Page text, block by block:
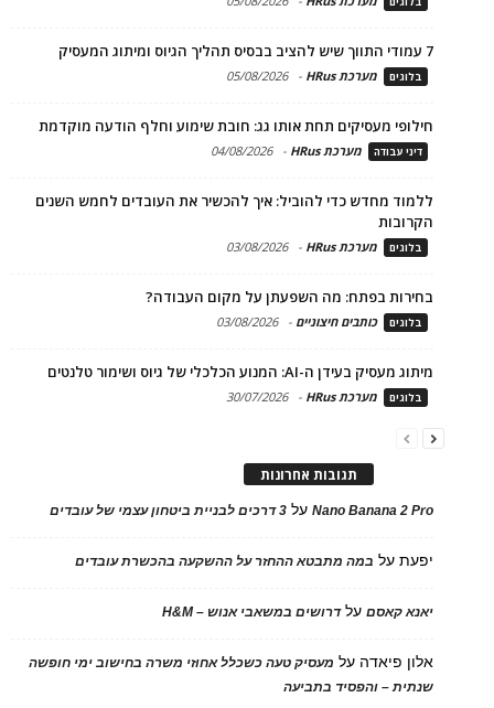
7 עמודי התווך שיש להציב בבסיס תהליך הגיוס ומיתוג המעסיק
בלוגים מערכת HRus -
05/08/2026
חילופי מעסיקים תחת אותו גג: חובת שימוע וחלף הודעה מוקדמת
דיני עבודה מערכת HRus -
04/08/2026
ללמוד מחדש כדי להוביל: איך להכשיר את העובדים לחמש השנים
הקרובות
בלוגים מערכת HRus -
03/08/2026
בחירות בפתח: מה השפעתן על מקום העבודה?
בלוגים כותבים חיצוניים -
03/08/2026
מיתוג מעסיק בעידן ה-AI: המנוע הכלכלי של גיוס ושימור טלנטים
בלוגים מערכת HRus -
30/07/2026
תגובות אחרונות
Nano Banana 2 Proעל 3 דרכים לבניית ביטחון עצמי של עובדים
יפעתעל במה מתבטא ההחזר על ההשקעה בהכשרת עובדים
יאנא קאסםעלדרושים במשאבי אנוש – H&M
אלון פיאדה על מעסיק טעה כשכלל אחוזי משרה בחישוב ימי חופשה
שנתית – והפסיד בתביעה